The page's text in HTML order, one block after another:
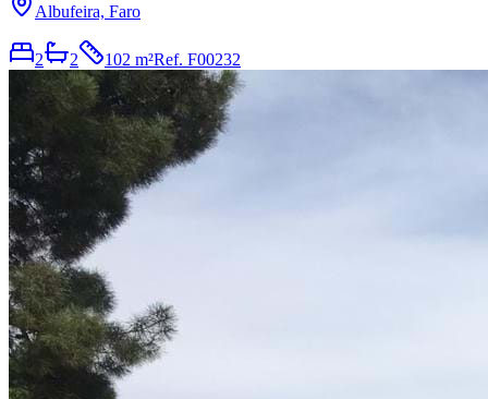
Albufeira, Faro
2 2 102 m²Ref. F00232